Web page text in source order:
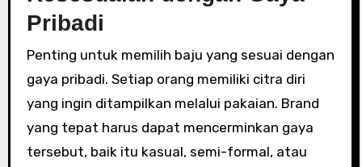
Pribadi
Penting untuk memilih baju yang sesuai dengan
gaya pribadi. Setiap orang memiliki citra diri
yang ingin ditampilkan melalui pakaian. Brand
yang tepat harus dapat mencerminkan gaya
tersebut, baik itu kasual, semi-formal, atau